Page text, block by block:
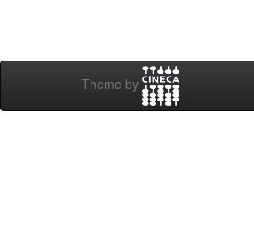
Theme by